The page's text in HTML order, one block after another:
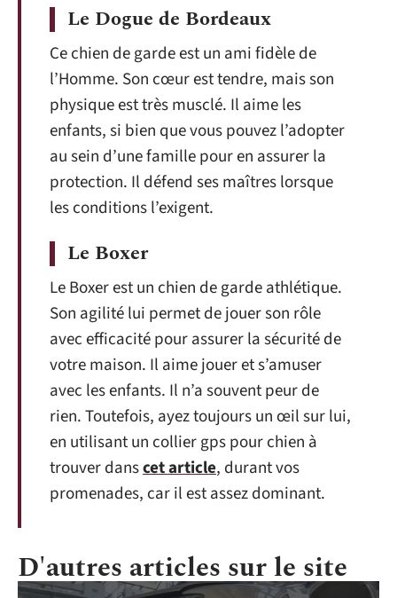
Le Dogue de Bordeaux
Ce chien de garde est un ami fidèle de
l’Homme. Son cœur est tendre, mais son
physique est très musclé. Il aime les
enfants, si bien que vous pouvez l’adopter
au sein d’une famille pour en assurer la
protection. Il défend ses maîtres lorsque
les conditions l’exigent.
Le Boxer
Le Boxer est un chien de garde athlétique.
Son agilité lui permet de jouer son rôle
avec efficacité pour assurer la sécurité de
votre maison. Il aime jouer et s’amuser
avec les enfants. Il n’a souvent peur de
rien. Toutefois, ayez toujours un œil sur lui,
en utilisant un collier gps pour chien à
trouver danscet article, durant vos
promenades, car il est assez dominant.
D'autres articles sur le site